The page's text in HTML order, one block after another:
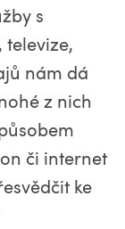
s
nám dá
z nich
či internet
ke